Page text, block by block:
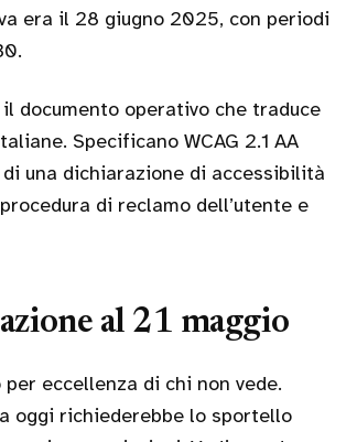
era il 28 giugno 2025, con periodi
il documento operativo che traduce
Specificano WCAG 2.1 AA
una dichiarazione di accessibilità
di reclamo dell’utente e
al 21 maggio
eccellenza di chi non vede.
oggi richiederebbe lo sportello